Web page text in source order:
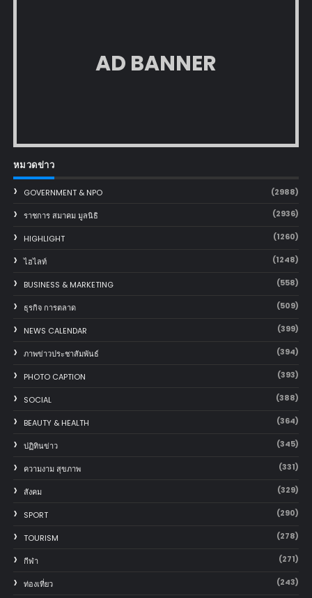
AD BANNER
หมวดข่าว
GOVERNMENT & NPO (2988)
ราชการ สมาคม มูลนิธิ (2936)
HIGHLIGHT (1260)
ไฮไลท์ (1248)
BUSINESS & MARKETING (558)
ธุรกิจ การตลาด (509)
NEWS CALENDAR (399)
ภาพข่าวประชาสัมพันธ์ (394)
PHOTO CAPTION (393)
SOCIAL (388)
BEAUTY & HEALTH (364)
ปฏิทินข่าว (345)
ความงาม สุขภาพ (331)
สังคม (329)
SPORT (290)
TOURISM (278)
กีฬา (271)
ท่องเที่ยว (243)